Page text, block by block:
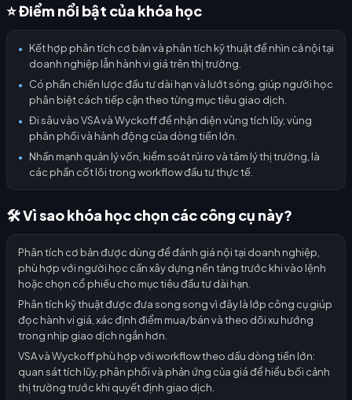
⭐ Điểm nổi bật của khóa học
●
Kết hợp phân tích cơ bản và phân tích kỹ thuật để nhìn cả nội tại
doanh nghiệp lẫn hành vi giá trên thị trường.
●
Có phần chiến lược đầu tư dài hạn và lướt sóng, giúp người học
phân biệt cách tiếp cận theo từng mục tiêu giao dịch.
●
Đi sâu vào VSA và Wyckoff để nhận diện vùng tích lũy, vùng
phân phối và hành động của dòng tiền lớn.
●
Nhấn mạnh quản lý vốn, kiểm soát rủi ro và tâm lý thị trường, là
các phần cốt lõi trong workflow đầu tư thực tế.
🛠️ Vì sao khóa học chọn các công cụ này?
Phân tích cơ bản được dùng để đánh giá nội tại doanh nghiệp,
phù hợp với người học cần xây dựng nền tảng trước khi vào lệnh
hoặc chọn cổ phiếu cho mục tiêu đầu tư dài hạn.
Phân tích kỹ thuật được đưa song song vì đây là lớp công cụ giúp
đọc hành vi giá, xác định điểm mua/bán và theo dõi xu hướng
trong nhịp giao dịch ngắn hơn.
VSA và Wyckoff phù hợp với workflow theo dấu dòng tiền lớn:
quan sát tích lũy, phân phối và phản ứng của giá để hiểu bối cảnh
thị trường trước khi quyết định giao dịch.